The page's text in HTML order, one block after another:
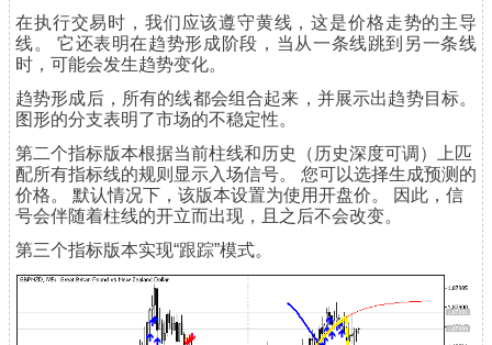
在执行交易时，我们应该遵守黄线，这是价格走势的主导
线。 它还表明在趋势形成阶段，当从一条线跳到另一条线
时，可能会发生趋势变化。
趋势形成后，所有的线都会组合起来，并展示出趋势目标。
图形的分支表明了市场的不稳定性。
第二个指标版本根据当前柱线和历史（历史深度可调）上匹
配所有指标线的规则显示入场信号。 您可以选择生成预测的
价格。 默认情况下，该版本设置为使用开盘价。 因此，信
号会伴随着柱线的开立而出现，且之后不会改变。
第三个指标版本实现“跟踪”模式。